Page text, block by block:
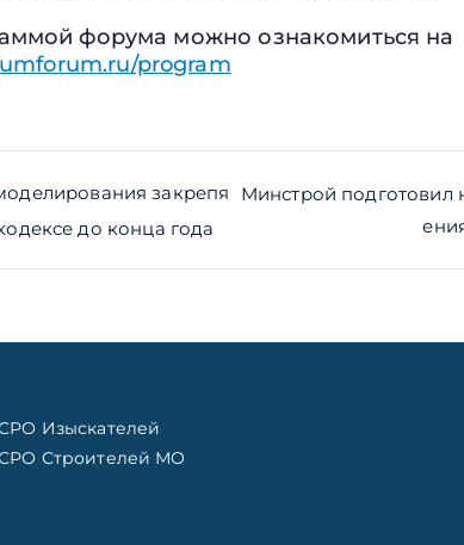
форума можно ознакомиться на
program
закрепя
до конца года
Минстрой подготовил
Изыскателей
Строителей МО